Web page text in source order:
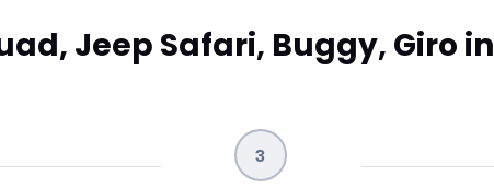
Jeep Safari, Buggy, Giro in
3